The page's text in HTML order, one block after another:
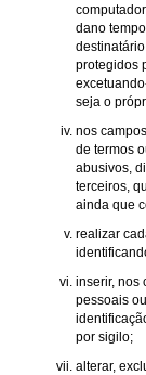
dano
protegidos
seja o
nos
de termos
abusivos,
terceiros,
ainda que
realizar
inserir, nos
pessoais
por sigilo;
alterar,